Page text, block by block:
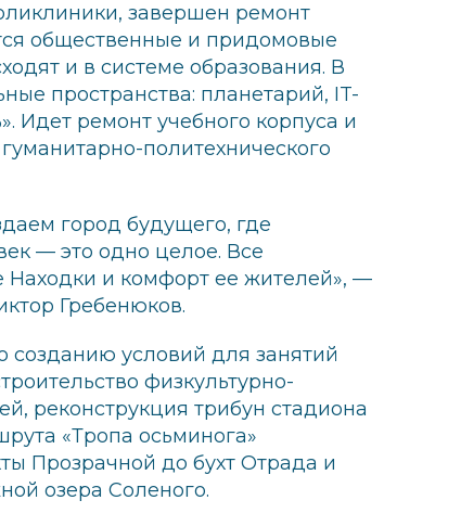
завершен ремонт
общественные и придомовые
и в системе образования. В
пространства: планетарий, IT-
Идет ремонт учебного корпуса и
политехнического
город будущего, где
— это одно целое. Все
Находки и комфорт ее жителей», —
Гребенюков.
созданию условий для занятий
физкультурно-
реконструкция трибун стадиона
«Тропа осьминога»
Прозрачной до бухт Отрада и
озера Соленого.